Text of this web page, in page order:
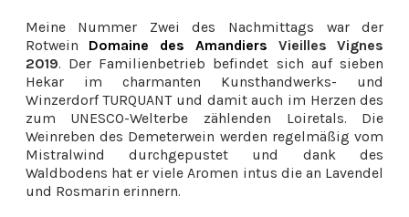
Meine Nummer Zwei des Nachmittags war der
Rotwein Domaine des Amandiers Vieilles Vignes
2019. Der Familienbetrieb befindet sich auf sieben
Hekar im charmanten Kunsthandwerks- und
Winzerdorf TURQUANT und damit auch im Herzen des
zum UNESCO-Welterbe zählenden Loiretals. Die
Weinreben des Demeterwein werden regelmäßig vom
Mistralwind durchgepustet und dank des
Waldbodens hat er viele Aromen intus die an Lavendel
und Rosmarin erinnern.